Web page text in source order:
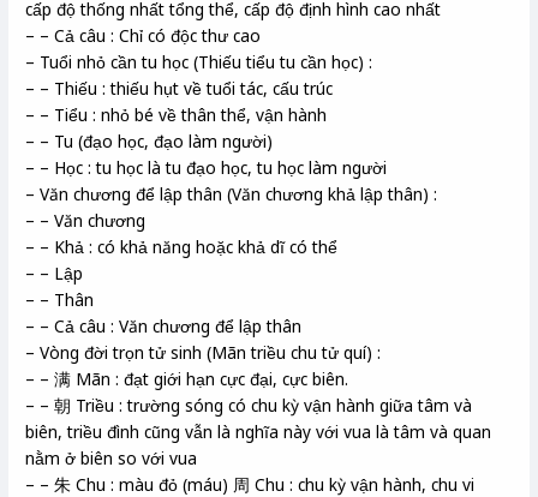
cấp độ thống nhất tổng thể, cấp độ định hình cao nhất
– – Cả câu : Chỉ có độc thư cao
– Tuổi nhỏ cần tu học (Thiếu tiểu tu cần học) :
– – Thiếu : thiếu hụt về tuổi tác, cấu trúc
– – Tiểu : nhỏ bé về thân thể, vận hành
– – Tu (đạo học, đạo làm người)
– – Học : tu học là tu đạo học, tu học làm người
– Văn chương để lập thân (Văn chương khả lập thân) :
– – Văn chương
– – Khả : có khả năng hoặc khả dĩ có thể
– – Lập
– – Thân
– – Cả câu : Văn chương để lập thân
– Vòng đời trọn tử sinh (Mãn triều chu tử quí) :
– – 满 Mãn : đạt giới hạn cực đại, cực biên.
– – 朝 Triều : trường sóng có chu kỳ vận hành giữa tâm và
biên, triều đình cũng vẫn là nghĩa này với vua là tâm và quan
nằm ở biên so với vua
– – 朱 Chu : màu đỏ (máu) 周 Chu : chu kỳ vận hành, chu vi